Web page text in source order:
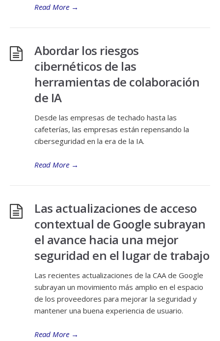
Read More →
Abordar los riesgos
cibernéticos de las
herramientas de colaboración
de IA
Desde las empresas de techado hasta las
cafeterías, las empresas están repensando la
ciberseguridad en la era de la IA.
Read More →
Las actualizaciones de acceso
contextual de Google subrayan
el avance hacia una mejor
seguridad en el lugar de trabajo
Las recientes actualizaciones de la CAA de Google
subrayan un movimiento más amplio en el espacio
de los proveedores para mejorar la seguridad y
mantener una buena experiencia de usuario.
Read More →